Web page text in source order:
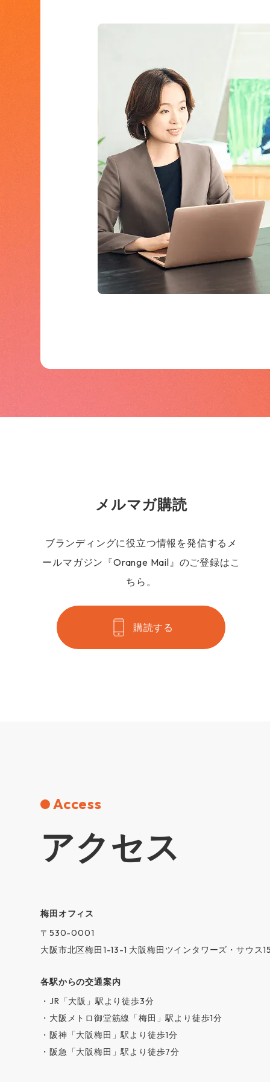
メルマガ購読
ブランディングに役立つ情報を発信するメ
ールマガジン『Orange Mail』のご登録はこ
ちら。
購読する
Access
アクセス
梅⽥オフィス
〒530-0001
大阪市北区梅田1-13-1 大阪梅田ツインタワーズ・サウス
各駅からの交通案内
・JR「大阪」駅より徒歩3分
・大阪メトロ御堂筋線「梅田」駅より徒歩1分
・阪神「大阪梅田」駅より徒歩1分
・阪急「大阪梅田」駅より徒歩7分